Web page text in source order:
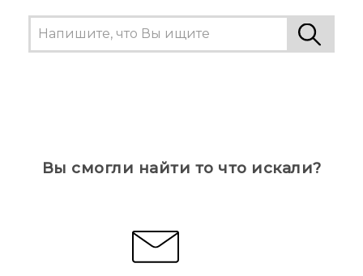
Вы смогли найти то что искали?